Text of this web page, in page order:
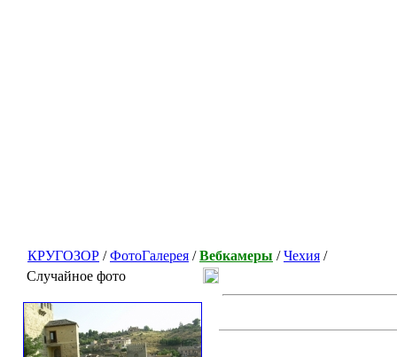
КРУГОЗОР /ФотоГалерея /Вебкамеры /Чехия /
Случайное фото